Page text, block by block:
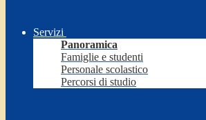
Servizi
Panoramica
Famiglie e studenti
Personale scolastico
Percorsi di studio